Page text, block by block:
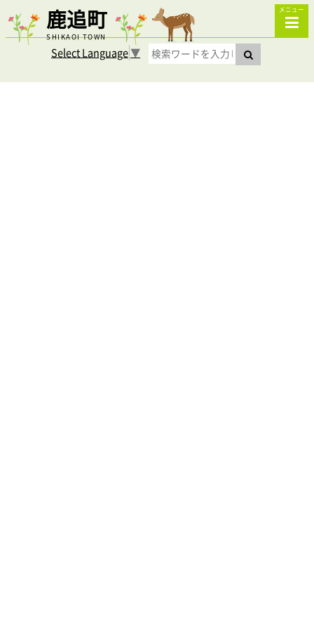
鹿追町
SHIKAOI TOWN
メニュー
Select Language▼